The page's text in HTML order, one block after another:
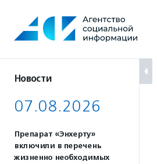
содержанию
Новости
07.08.2026
Препарат «Энхерту»
включили в перечень
жизненно необходимых